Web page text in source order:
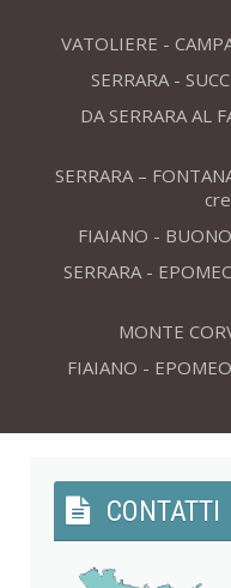
VATOLIERE -
SERRARA -
DA SERRARA AL
SERRARA –
FIAIANO -
SERRARA -
MONTE
FIAIANO -
CONTATTI